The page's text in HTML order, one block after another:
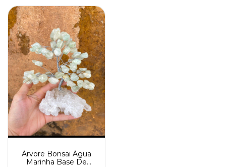
Árvore Bonsai Água
Marinha Base De